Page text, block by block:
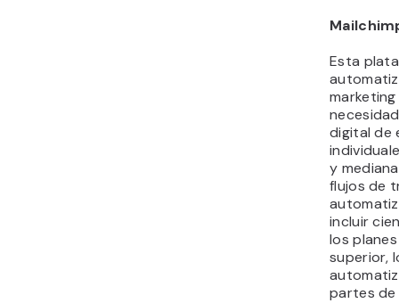
Esta
digital de
y
flujos de
incluir
los
superior,
partes de